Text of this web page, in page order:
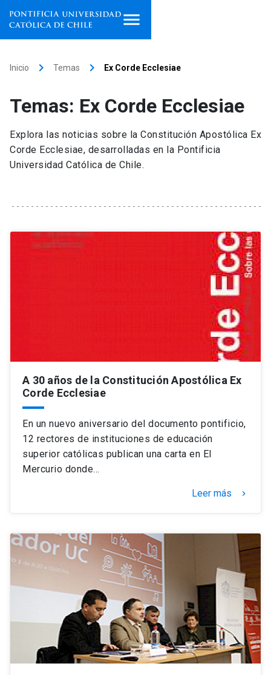
Facultades, escuelas e
institutos
Investigación
Vinculación
Académicos
Personal
Alumni launch
Admisión launch
Mi Cuenta UC launch
Correo UC
Mi Portal UC launch
Inicio keyboard_arrow_right Temas keyboard_arrow_right Ex Corde Ecclesiae
Temas: Ex Corde Ecclesiae
Explora las noticias sobre la Constitución Apostólica Ex
Corde Ecclesiae, desarrolladas en la Pontificia
Universidad Católica de Chile.
A 30 años de la Constitución Apostólica Ex
Corde Ecclesiae
En un nuevo aniversario del documento pontificio,
12 rectores de instituciones de educación
superior católicas publican una carta en El
Mercurio donde…
Leer más keyboard_arrow_right